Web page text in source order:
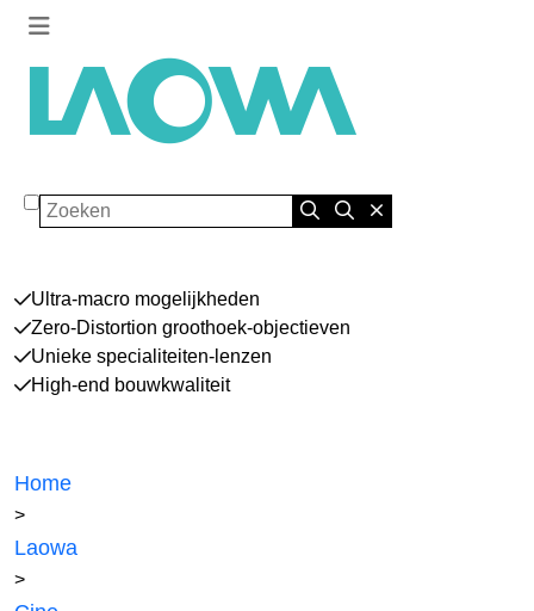
Zoeken
Ultra-macro mogelijkheden
Zero-Distortion groothoek-objectieven
Unieke specialiteiten-lenzen
High-end bouwkwaliteit
Home
>
Laowa
>